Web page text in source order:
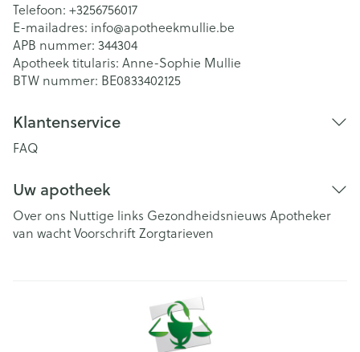
Telefoon: +3256756017
E-mailadres: info@apotheekmullie.be
APB nummer: 344304
Apotheek titularis: Anne-Sophie Mullie
BTW nummer: BE0833402125
Klantenservice
FAQ
Uw apotheek
Over ons Nuttige links Gezondheidsnieuws Apotheker
van wachtVoorschriftZorgtarieven